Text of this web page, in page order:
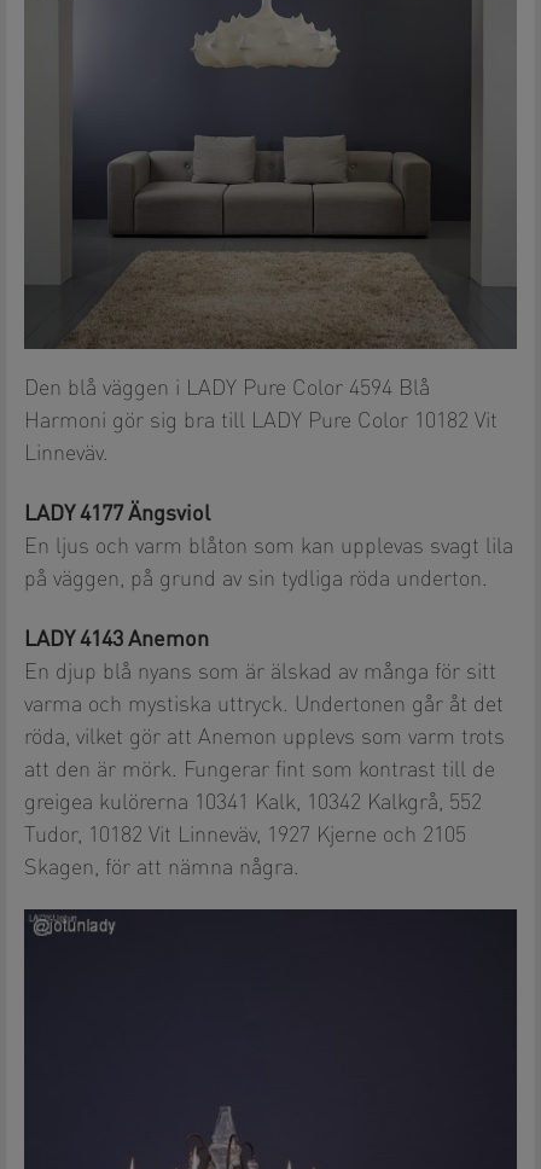
Den blå väggen i LADY Pure Color 4594 Blå
Harmoni gör sig bra till LADY Pure Color 10182 Vit
Linneväv.
LADY 4177 Ängsviol
En ljus och varm blåton som kan upplevas svagt lila
på väggen, på grund av sin tydliga röda underton.
LADY 4143 Anemon
En djup blå nyans som är älskad av många för sitt
varma och mystiska uttryck. Undertonen går åt det
röda, vilket gör att Anemon upplevs som varm trots
att den är mörk. Fungerar fint som kontrast till de
greigea kulörerna 10341 Kalk, 10342 Kalkgrå, 552
Tudor, 10182 Vit Linneväv, 1927 Kjerne och 2105
Skagen, för att nämna några.